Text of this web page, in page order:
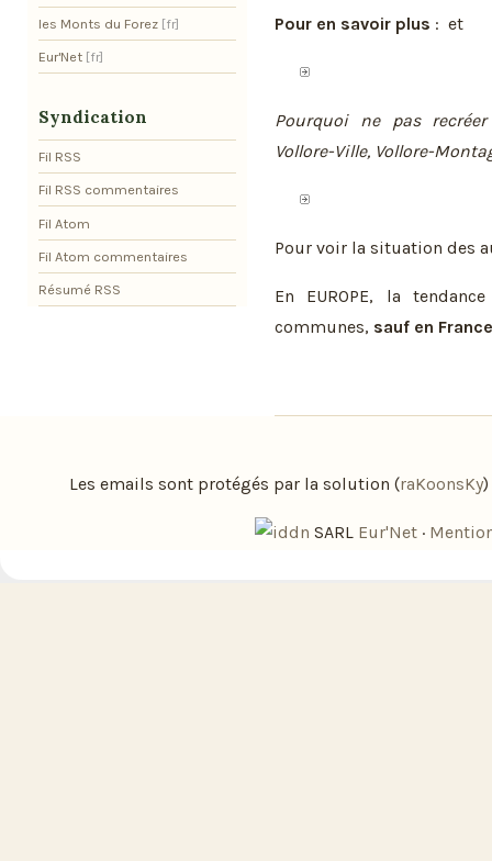
Pour en savoir plus : et
Pourquoi ne pas
Vollore-Ville, Vollore-
Pour voir la situation des
En EUROPE, la
communes, sauf en France
les Monts du Forez
Eur'Net
Syndication
Fil RSS
Fil RSS commentaires
Fil Atom
Fil Atom commentaires
Résumé RSS
Les emails sont protégés par la solution (raKoonsKy)
SARL Eur'Net ·